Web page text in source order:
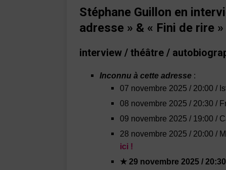
Stéphane Guillon en
adresse » & « Fini de rire »
interview / théâtre /
Inconnu à cette adresse :
07 novembre 2025 / 20:00 /
08 novembre 2025 / 20:30 /
09 novembre 2025 / 19:00 /
28 novembre 2025 / 20:00 /
ici !
★ 29 novembre 2025 /